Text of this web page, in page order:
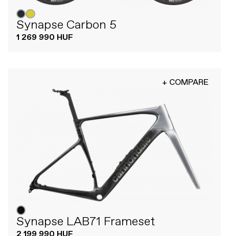
Synapse Carbon 5
1 269 990 HUF
+ COMPARE
Synapse LAB71 Frameset